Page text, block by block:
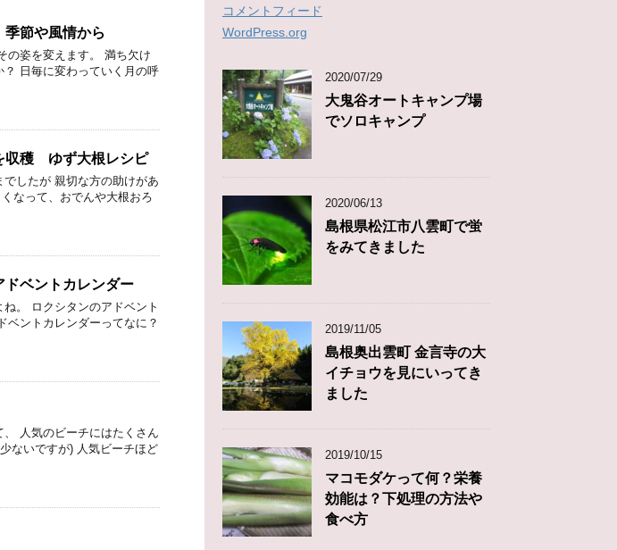
節や風情から
の姿を変えます。 満ち欠け
日毎に変わっていく月の呼
収穫 ゆず大根レシピ
したが 親切な方の助けがあ
なって、おでんや大根おろ
ベントカレンダー
。 ロクシタンのアドベント
ベントカレンダーってなに？
人気のビーチにはたくさん
ないですが) 人気ビーチほど
コメントフィード
WordPress.org
2020/07/29
大鬼谷オートキャンプ場
でソロキャンプ
2020/06/13
島根県松江市八雲町で蛍
をみてきました
2019/11/05
島根奥出雲町 金言寺の大
イチョウを見にいってき
ました
2019/10/15
マコモダケって何？栄養
効能は？下処理の方法や
食べ方